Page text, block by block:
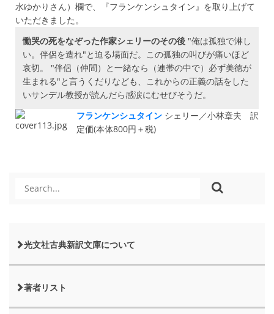
水ゆかりさん）欄で、『フランケンシュタイン』を取り上げて
いただきました。
慟哭の死をなぞった作家シェリーのその後 "俺は孤独で淋し
い。伴侶を造れ"と迫る場面だ。この孤独の叫びが痛いほど
哀切。 "伴侶（仲間）と一緒なら（連帯の中で）必ず美徳が
生まれる"と言うくだりなども、これからの正義の話をした
いサンデル教授が読んだら感涙にむせびそうだ。
フランケンシュタイン シェリー／小林章夫 訳
定価(本体800円＋税)
光文社古典新訳文庫について
著者リスト